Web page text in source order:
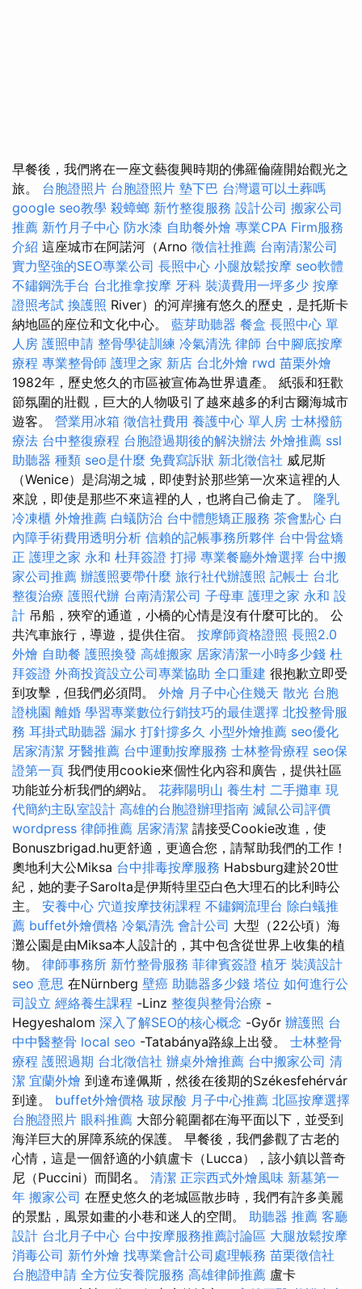
早餐後，我們將在一座文藝復興時期的佛羅倫薩開始觀光之
旅。 台胞證照片 台胞證照片 墊下巴 台灣還可以土葬嗎
google seo教學 殺蟑螂 新竹整復服務 設計公司 搬家公司
推薦 新竹月子中心 防水漆 自助餐外燴 專業CPA Firm服務
介紹 這座城市在阿諾河（Arno 徵信社推薦 台南清潔公司
實力堅強的SEO專業公司 長照中心 小腿放鬆按摩 seo軟體
不鏽鋼洗手台 台北推拿按摩 牙科 裝潢費用一坪多少 按摩
證照考試 換護照 River）的河岸擁有悠久的歷史，是托斯卡
納地區的座位和文化中心。 藍芽助聽器 餐盒 長照中心 單
人房 護照申請 整骨學徒訓練 冷氣清洗 律師 台中腳底按摩
療程 專業整骨師 護理之家 新店 台北外燴 rwd 苗栗外燴
1982年，歷史悠久的市區被宣佈為世界遺產。 紙張和狂歡
節氛圍的壯觀，巨大的人物吸引了越來越多的利古爾海城市
遊客。 營業用冰箱 徵信社費用 養護中心 單人房 士林撥筋
療法 台中整復療程 台胞證過期後的解決辦法 外燴推薦 ssl
助聽器 種類 seo是什麼 免費寫訴狀 新北徵信社 威尼斯
（Wenice）是潟湖之城，即使對於那些第一次來這裡的人
來說，即使是那些不來這裡的人，也將自己偷走了。 隆乳
冷凍櫃 外燴推薦 白蟻防治 台中體態矯正服務 茶會點心 白
內障手術費用透明分析 信賴的記帳事務所夥伴 台中骨盆矯
正 護理之家 永和 杜拜簽證 打掃 專業餐廳外燴選擇 台中搬
家公司推薦 辦護照要帶什麼 旅行社代辦護照 記帳士 台北
整復治療 護照代辦 台南清潔公司 子母車 護理之家 永和 設
計 吊船，狹窄的通道，小橋的心情是沒有什麼可比的。 公
共汽車旅行，導遊，提供住宿。 按摩師資格證照 長照2.0
外燴 自助餐 護照換發 高雄搬家 居家清潔一小時多少錢 杜
拜簽證 外商投資設立公司專業協助 全口重建 很抱歉立即受
到攻擊，但我們必須問。 外燴 月子中心住幾天 散光 台胞
證桃園 離婚 學習專業數位行銷技巧的最佳選擇 北投整骨服
務 耳掛式助聽器 漏水 打針撐多久 小型外燴推薦 seo優化
居家清潔 牙醫推薦 台中運動按摩服務 士林整骨療程 seo保
證第一頁 我們使用cookie來個性化內容和廣告，提供社區
功能並分析我們的網站。 花葬陽明山 養生村 二手攤車 現
代簡約主臥室設計 高雄的台胞證辦理指南 滅鼠公司評價
wordpress 律師推薦 居家清潔 請接受Cookie改進，使
Bonuszbrigad.hu更舒適，更適合您，請幫助我們的工作！
奧地利大公Miksa 台中排毒按摩服務 Habsburg建於20世
紀，她的妻子Sarolta是伊斯特里亞白色大理石的比利時公
主。 安養中心 穴道按摩技術課程 不鏽鋼流理台 除白蟻推
薦 buffet外燴價格 冷氣清洗 會計公司 大型（22公頃）海
灘公園是由Miksa本人設計的，其中包含從世界上收集的植
物。 律師事務所 新竹整骨服務 菲律賓簽證 植牙 裝潢設計
seo 意思 在Nürnberg 壁癌 助聽器多少錢 塔位 如何進行公
司設立 經絡養生課程 -Linz 整復與整骨治療 -
Hegyeshalom 深入了解SEO的核心概念 -Győr 辦護照 台
中中醫整骨 local seo -Tatabánya路線上出發。 士林整骨
療程 護照過期 台北徵信社 辦桌外燴推薦 台中搬家公司 清
潔 宜蘭外燴 到達布達佩斯，然後在後期的Székesfehérvár
到達。 buffet外燴價格 玻尿酸 月子中心推薦 北區按摩選擇
台胞證照片 眼科推薦 大部分範圍都在海平面以下，並受到
海洋巨大的屏障系統的保護。 早餐後，我們參觀了古老的
心情，這是一個舒適的小鎮盧卡（Lucca），該小鎮以普奇
尼（Puccini）而聞名。 清潔 正宗西式外燴風味 新墓第一
年 搬家公司 在歷史悠久的老城區散步時，我們有許多美麗
的景點，風景如畫的小巷和迷人的空間。 助聽器 推薦 客廳
設計 台北月子中心 台中按摩服務推薦討論區 大腿放鬆按摩
消毒公司 新竹外燴 找專業會計公司處理帳務 苗栗徵信社
台胞證申請 全方位安養院服務 高雄律師推薦 盧卡